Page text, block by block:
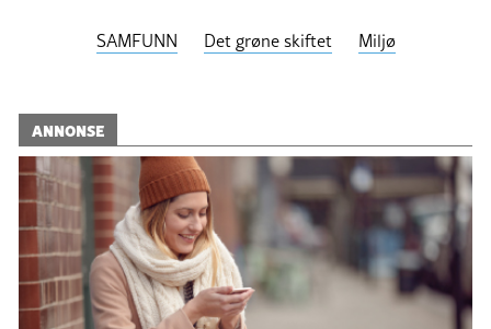
SAMFUNN Det grøne skiftet Miljø
ANNONSE